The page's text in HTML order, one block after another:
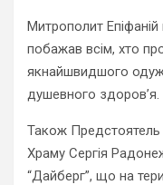
Митрополит
побажав всім, хто
якнайшвидшого
душевного здоров’я.
Також Предстоятель
Храму Сергія
“Дайберг”, що на